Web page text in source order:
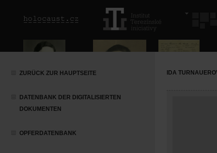
ZURÜCK ZUR HAUPTSEITE
DATENBANK DER DIGITALISIERTEN
DOKUMENTEN
OPFERDATENBANK
IDA